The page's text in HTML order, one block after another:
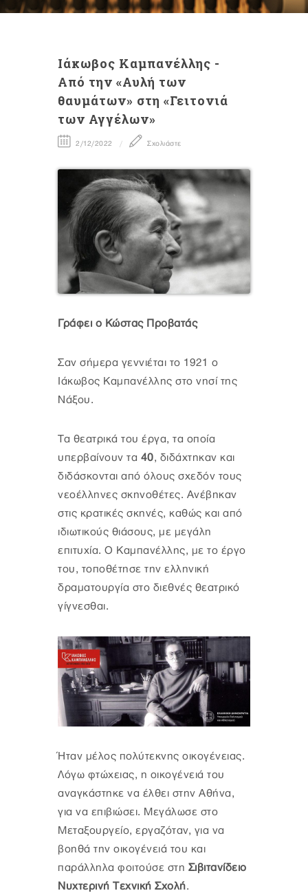
Iάκωβος Καμπανέλλης -
Από την «Αυλή των
θαυμάτων» στη «Γειτονιά
των Αγγέλων»
2/12/2022 Σχολιάστε
Γράφει ο Κώστας Προβατάς
Σαν σήμερα γεννιέται το 1921 ο
Ιάκωβος Καμπανέλλης στο νησί της
Νάξου.
Τα θεατρικά του έργα, τα οποία
υπερβαίνουν τα 40, διδάχτηκαν και
διδάσκονται από όλους σχεδόν τους
νεοέλληνες σκηνοθέτες. Ανέβηκαν
στις κρατικές σκηνές, καθώς και από
ιδιωτικούς θιάσους, με μεγάλη
επιτυχία. Ο Καμπανέλλης, με το έργο
του, τοποθέτησε την ελληνική
δραματουργία στο διεθνές θεατρικό
γίγνεσθαι.
Ήταν μέλος πολύτεκνης οικογένειας.
Λόγω φτώχειας, η οικογένειά του
αναγκάστηκε να έλθει στην Αθήνα,
για να επιβιώσει. Μεγάλωσε στο
Μεταξουργείο, εργαζόταν, για να
βοηθά την οικογένειά του και
παράλληλα φοιτούσε στη Σιβιτανίδειο
Nυχτερινή Tεχνική Σχολή.